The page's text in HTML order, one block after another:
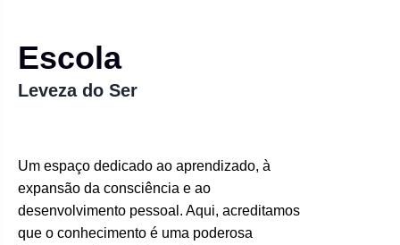
Escola
Leveza do Ser
Um espaço dedicado ao aprendizado, à
expansão da consciência e ao
desenvolvimento pessoal. Aqui, acreditamos
que o conhecimento é uma poderosa